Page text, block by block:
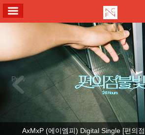
Previous
AxMxP (에이엠피) Digital Single [편의